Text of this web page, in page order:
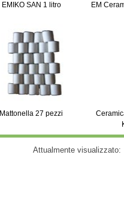
EMIKO SAN 1 litro EM
Mattonella 27 pezzi
Attualmente visualizzato: